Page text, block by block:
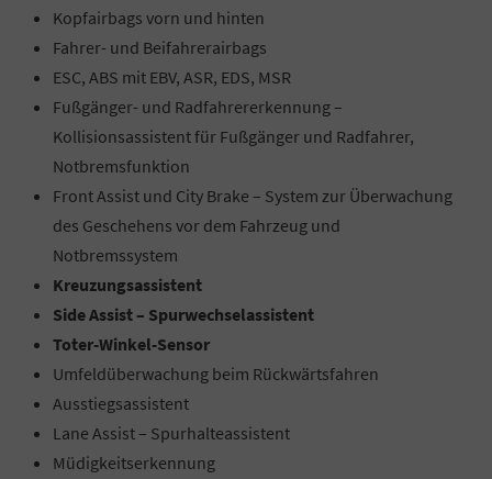
Kopfairbags vorn und hinten
Fahrer- und Beifahrerairbags
ESC, ABS mit EBV, ASR, EDS, MSR
Fußgänger- und Radfahrererkennung –
Kollisionsassistent für Fußgänger und Radfahrer,
Notbremsfunktion
Front Assist und City Brake – System zur Überwachung
des Geschehens vor dem Fahrzeug und
Notbremssystem
Kreuzungsassistent
Side Assist – Spurwechselassistent
Toter-Winkel-Sensor
Umfeldüberwachung beim Rückwärtsfahren
Ausstiegsassistent
Lane Assist – Spurhalteassistent
Müdigkeitserkennung